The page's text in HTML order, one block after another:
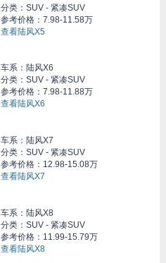
分类：SUV - 紧凑SUV
参考价格： 7.98-11.58万
查看陆风X5
车系： 陆风X6
分类：SUV - 紧凑SUV
参考价格： 7.98-11.88万
查看陆风X6
车系： 陆风X7
分类：SUV - 紧凑SUV
参考价格： 12.98-15.08万
查看陆风X7
车系： 陆风X8
分类：SUV - 紧凑SUV
参考价格： 11.99-15.79万
查看陆风X8